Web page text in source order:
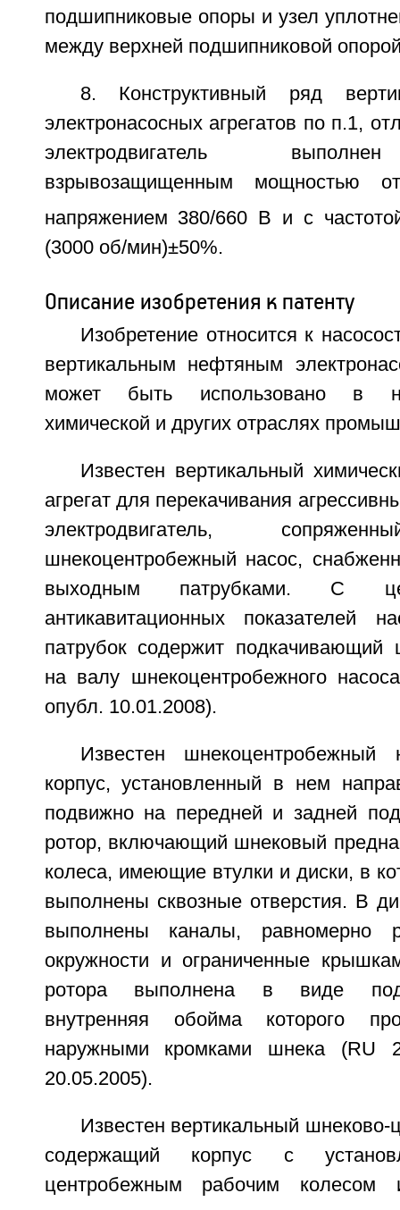
подшипниковые опоры и узел
между верхней подшипниковой
8. Конструктивный ряд
электронасосных агрегатов по п.1,
электродвигатель
взрывозащищенным
напряжением 380/660 В и с
(3000 об/мин)±50%.
Описание изобретения к патенту
Изобретение относится к
вертикальным нефтяным
может быть использовано в
химической и других отраслях
Известен вертикальный
агрегат для перекачивания
электродвигатель,
шнекоцентробежный насос,
выходным патрубками. С
антикавитационных показателей
патрубок содержит подкачивающий
на валу шнекоцентробежного
опубл. 10.01.2008).
Известен шнекоцентробежный
корпус, установленный в нем
подвижно на передней и задней
ротор, включающий шнековый
колеса, имеющие втулки и диски, в
выполнены сквозные отверстия. В
выполнены каналы, равномерно
окружности и ограниченные
ротора выполнена в виде
внутренняя обойма которого
наружными кромками шнека (RU
20.05.2005).
Известен вертикальный
содержащий корпус с
центробежным рабочим колесом